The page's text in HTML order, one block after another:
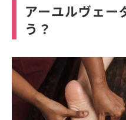
アーユルヴェー
う？